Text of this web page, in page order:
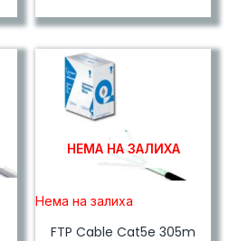
НЕМА НА ЗАЛИХА
Нема на залиха
FTP Cable Cat5e 305m